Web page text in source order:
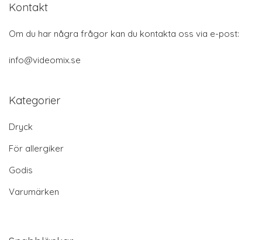
Kontakt
Om du har några frågor kan du kontakta oss via e-post:
info@videomix.se
Kategorier
Dryck
För allergiker
Godis
Varumärken